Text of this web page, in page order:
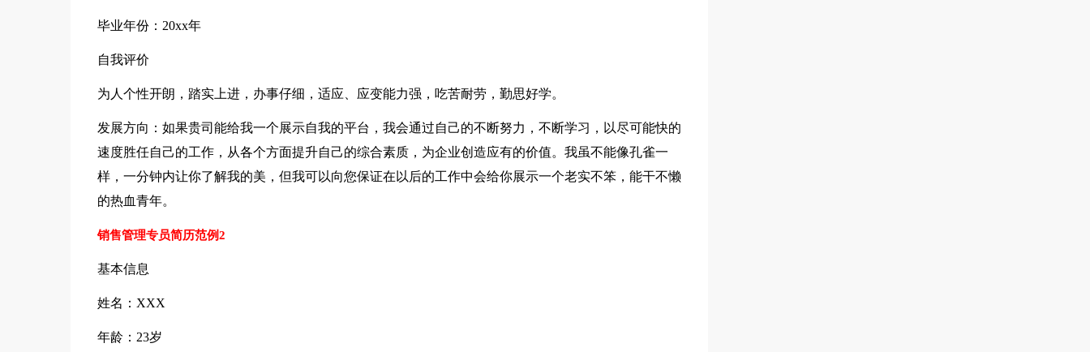
毕业年份：20xx年
自我评价
为人个性开朗，踏实上进，办事仔细，适应、应变能力强，吃苦耐劳，勤思好学。
发展方向：如果贵司能给我一个展示自我的平台，我会通过自己的不断努力，不断学习，以尽可能快的
速度胜任自己的工作，从各个方面提升自己的综合素质，为企业创造应有的价值。我虽不能像孔雀一
样，一分钟内让你了解我的美，但我可以向您保证在以后的工作中会给你展示一个老实不笨，能干不懒
的热血青年。
销售管理专员简历范例2
基本信息
姓名：XXX
年龄：23岁